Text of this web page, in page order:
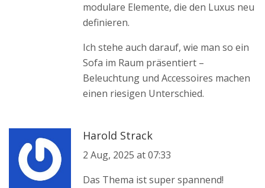
modulare Elemente, die den Luxus neu
definieren.
Ich stehe auch darauf, wie man so ein
Sofa im Raum präsentiert –
Beleuchtung und Accessoires machen
einen riesigen Unterschied.
Harold Strack
2 Aug, 2025 at 07:33
Das Thema ist super spannend!